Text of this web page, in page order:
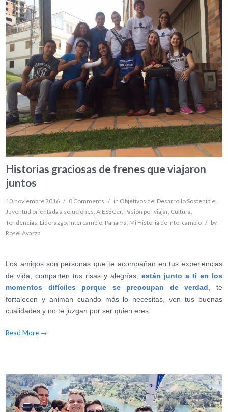
Historias graciosas de frenes que viajaron
juntos
10.noviembre 2016 / 0 Comments / in Objetivos del Desarrollo Sostenible,
Juventud orientada a soluciones,AIESECer, Pasión por viajar, Cultura,
Tendencias, Liderazgo, Intercambio, Panama, Mi Historia de Intercambio / by
Rosel Ayarza
Los amigos son personas que te acompañan en tus experiencias
de vida, comparten tus risas y alegrías, están junto a ti en los
momentos difíciles porque se preocupan de verdad , te
fortalecen y animan cuando más lo necesitas, ven tus buenas
cualidades y no te juzgan por ser quien eres.
Read More →